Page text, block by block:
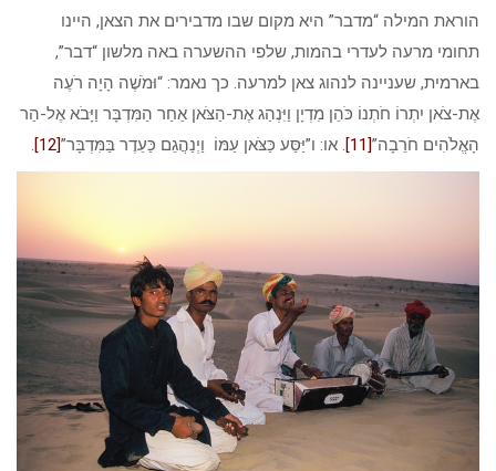
הוראת המילה “מדבר” היא מקום שבו מדבירים את הצאן, היינו
תחומי מרעה לעדרי בהמות, שלפי ההשערה באה מלשון “דבר”,
בארמית, שעניינה לנהוג צאן למרעה. כך נאמר: “וּמֹשֶׁה הָיָה רֹעֶה
אֶת-צֹאן יִתְרוֹ חֹתְנוֹ כֹּהֵן מִדְיָן וַיִּנְהַג אֶת-הַצֹּאן אַחַר הַמִּדְבָּר וַיָּבֹא אֶל-הַר
הָאֱלֹהִים חֹרֵבָה”[11] . או: ו”יַּסַּע כַּצֹּאן עַמּוֹ וַיְנַהֲגֵם כַּעֵדֶר בַּמִּדְבָּר”[12]
.